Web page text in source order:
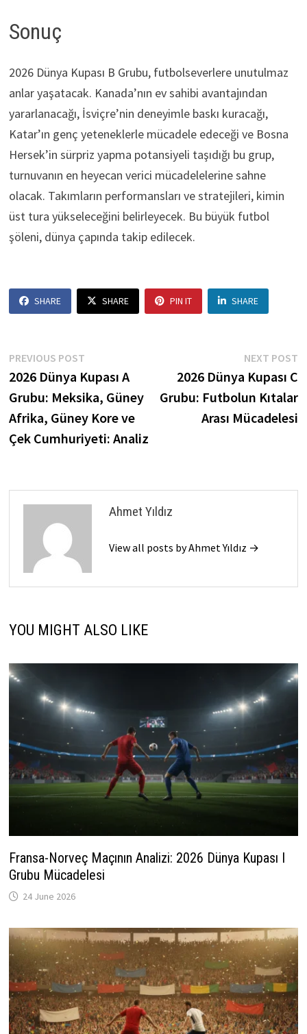
Sonuç
2026 Dünya Kupası B Grubu, futbolseverlere unutulmaz
anlar yaşatacak. Kanada’nın ev sahibi avantajından
yararlanacağı, İsviçre’nin deneyimle baskı kuracağı,
Katar’ın genç yeteneklerle mücadele edeceği ve Bosna
Hersek’in sürpriz yapma potansiyeli taşıdığı bu grup,
turnuvanın en heyecan verici mücadelelerine sahne
olacak. Takımların performansları ve stratejileri, kimin
üst tura yükseleceğini belirleyecek. Bu büyük futbol
şöleni, dünya çapında takip edilecek.
SHARE SHARE PIN IT SHARE
Post
navigation
PREVIOUS POSTPrevious
post:
2026 Dünya Kupası A
Grubu: Meksika, Güney
Afrika, Güney Kore ve
Çek Cumhuriyeti: Analiz
NEXT POST
2026 Dünya Kupası C
Grubu: Futbolun Kıtalar
Arası Mücadelesi
Ahmet Yıldız
View all posts by Ahmet Yıldız →
YOU MIGHT ALSO LIKE
Fransa-Norveç Maçının Analizi: 2026 Dünya Kupası I
Grubu Mücadelesi
24 June 2026